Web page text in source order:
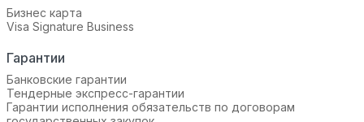
Бизнес карта
Visa Signature Business
Гарантии
Банковские гарантии
Тендерные экспресс-гарантии
Гарантии исполнения обязательств по договорам